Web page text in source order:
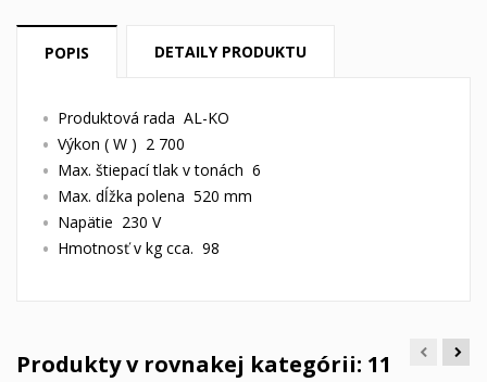
POPIS DETAILY PRODUKTU
Produktová rada AL-KO
Výkon ( W ) 2 700
Max. štiepací tlak v tonách 6
Max. dĺžka polena 520 mm
Napätie 230 V
Hmotnosť v kg cca. 98
Produkty v rovnakej kategórii: 11